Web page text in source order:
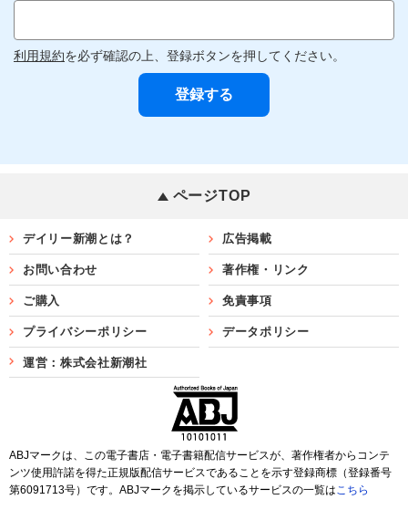
利用規約を必ず確認の上、登録ボタンを押してください。
ページTOP
デイリー新潮とは？ 広告掲載
お問い合わせ 著作権・リンク
ご購入 免責事項
プライバシーポリシー データポリシー
運営：株式会社新潮社
ABJマークは、この電子書店・電子書籍配信サービスが、著作権者からコンテ
ンツ使用許諾を得た正規版配信サービスであることを示す登録商標（登録番号
第6091713号）です。ABJマークを掲示しているサービスの一覧はこちら